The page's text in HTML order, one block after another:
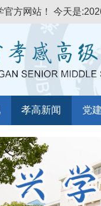
方网站！ 今天是
孝高新闻 党